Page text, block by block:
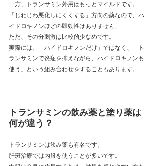
一方、トランサミン外用はもっとマイルドです。
「じわじわ悪化しにくくする」方向の薬なので、ハ
イドロキノンほどの即効性はありません。
ただ、その分刺激は比較的少なめです。
実際には、「ハイドロキノンだけ」ではなく、「ト
ランサミンで炎症を抑えながら、ハイドロキノンも
使う」という組み合わせをすることもあります。
トランサミンの飲み薬と塗り薬は
何が違う？
トランサミンは飲み薬も有名です。
肝斑治療では内服を使うことが多いです。